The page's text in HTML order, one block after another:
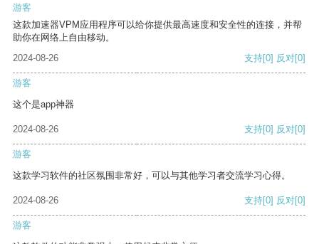
游客
这款加速器VPM应用程序可以给你提供最高速度和安全性的连接，并帮
助你在网络上自由移动。
2024-08-26
支持[0] 反对[0]
游客
这个是app神器
2024-08-26 支持[0] 反对[0]
游客
这款学习软件的社区氛围非常好，可以与其他学习者交流学习心得。
2024-08-26 支持[0] 反对[0]
游客